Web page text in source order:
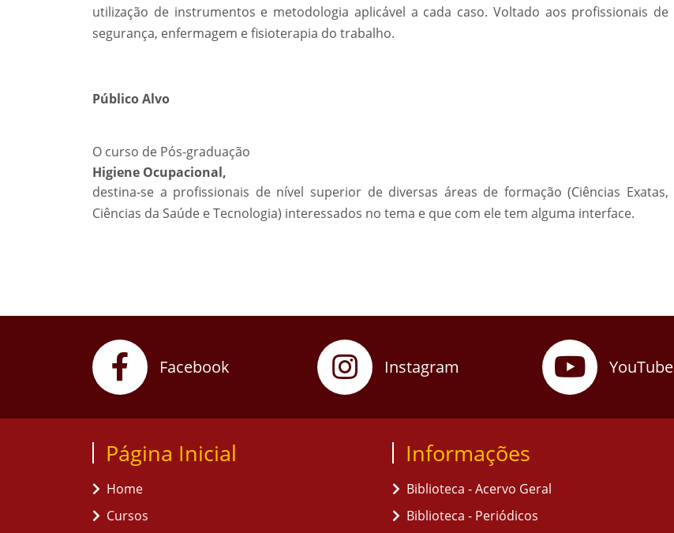
utilização de instrumentos e metodologia aplicável a cada caso. Voltado aos profissionais de
segurança, enfermagem e fisioterapia do trabalho.
Público Alvo
O curso de Pós-graduação
Higiene Ocupacional,
destina-se a profissionais de nível superior de diversas áreas de formação (Ciências Exatas,
Ciências da Saúde e Tecnologia) interessados no tema e que com ele tem alguma interface.
Facebook Instagram YouTube
Página Inicial
Home
Cursos
Informações
Biblioteca - Acervo Geral
Biblioteca - Periódicos